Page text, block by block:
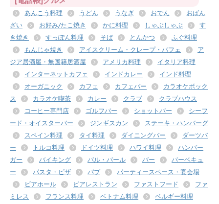
あんこう料理 うどん うなぎ おでん
おばん
ざい
お好み/たこ焼き かに料理 しゃぶしゃぶ
す
き焼き
すっぽん料理 そば とんかつ
ふぐ料理
もんじゃ焼き
アイスクリーム・クレープ・パフェ
ア
ジア居酒屋・無国籍居酒屋
アメリカ料理
イタリア料理
インターネットカフェ
インドカレー
インド料理
オーガニック
カフェ カフェバー
カラオケボック
ス
カラオケ喫茶 カレー クラブ
クラブハウス
コーヒー専門店
ゴルフバー ショットバー
シーフ
ード・オイスターバー
ジンギスカン
ステーキ・ハンバーグ
スペイン料理
タイ料理 ダイニングバー
ダーツバ
ー
トルコ料理 ドイツ料理 ハワイ料理
ハンバー
ガー
バイキング バル・バール バー
バーベキュ
ー
パスタ・ピザ パブ
パーティースペース・宴会場
ビアホール
ビアレストラン ファストフード
ファ
ミレス
フランス料理 ベトナム料理
ベルギー料理